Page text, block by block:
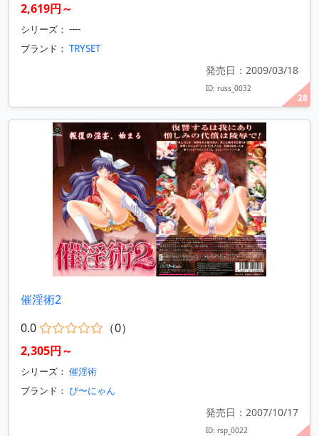
28
2,619円～
シリーズ： ----
ブランド： TRYSET
発売日：2009/03/18
ID: russ_0032
催淫術2
0.0
（0）
2,305円～
シリーズ： 催淫術
ブランド： び〜にゃん
発売日：2007/10/17
ID: rsp_0022